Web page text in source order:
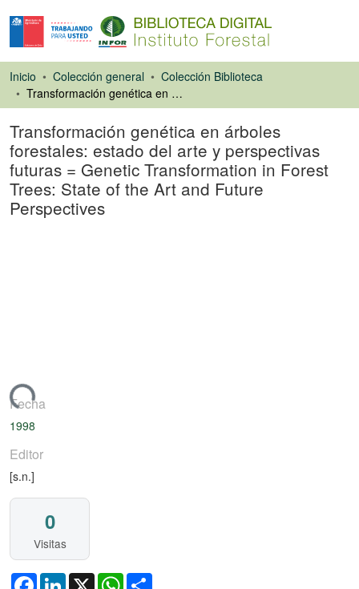
Inicio Colección general
Colección Biblioteca
Transformación genética en árboles forestales: estado del arte y perspectivas futuras = Genetic Transformation in Forest Trees: State of the Art and Future Perspectives
Transformación genética en árboles
forestales: estado del arte y perspectivas
futuras = Genetic Transformation in Forest
Trees: State of the Art and Future
Perspectives
Fecha
1998
Editor
[s.n.]
0
Visitas
FacebookLinkedIn
X WhatsApp